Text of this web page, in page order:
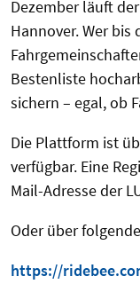
Dezember läuft
Hannover. Wer bis
Bestenliste
sichern – egal, ob
Die Plattform ist
verfügbar. Eine
Mail-Adresse der
Oder über
https://